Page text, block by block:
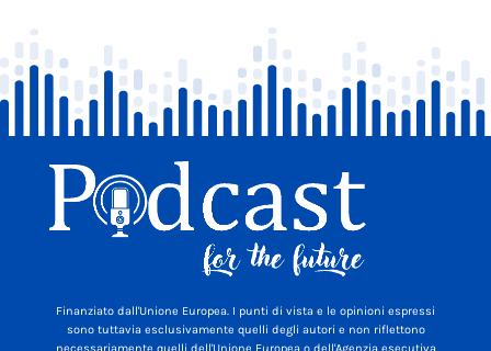
Finanziato dall'Unione Europea. I punti di vista e le opinioni espressi
sono tuttavia esclusivamente quelli degli autori e non riflettono